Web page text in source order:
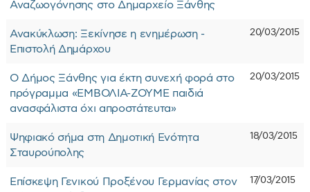
Αναζωογόνησης στο Δημαρχείο Ξάνθης
Ανακύκλωση: Ξεκίνησε η ενημέρωση -
Επιστολή Δημάρχου
20/03/2015
Ο Δήμος Ξάνθης για έκτη συνεχή φορά στο
πρόγραμμα «ΕΜΒΟΛΙΑ-ΖΟΥΜΕ παιδιά
ανασφάλιστα όχι απροστάτευτα»
20/03/2015
Ψηφιακό σήμα στη Δημοτική Ενότητα
Σταυρούπολης
18/03/2015
Επίσκεψη Γενικού Προξένου Γερμανίας στον
17/03/2015